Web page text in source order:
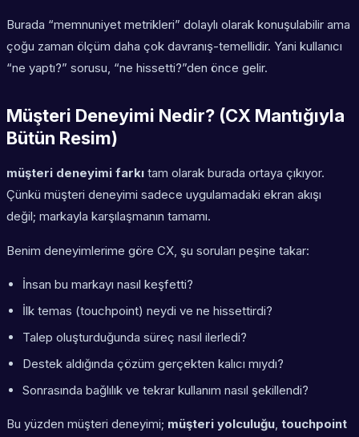
Burada “memnuniyet metrikleri” dolaylı olarak konuşulabilir ama
çoğu zaman ölçüm daha çok davranış-temellidir. Yani kullanıcı
“ne yaptı?” sorusu, “ne hissetti?”den önce gelir.
Müşteri Deneyimi Nedir? (CX Mantığıyla
Bütün Resim)
müşteri deneyimi farkı tam olarak burada ortaya çıkıyor.
Çünkü müşteri deneyimi sadece uygulamadaki ekran akışı
değil; markayla karşılaşmanın tamamı.
Benim deneyimlerime göre CX, şu soruları peşine takar:
İnsan bu markayı nasıl keşfetti?
İlk temas (touchpoint) neydi ve ne hissettirdi?
Talep oluşturduğunda süreç nasıl ilerledi?
Destek aldığında çözüm gerçekten kalıcı mıydı?
Sonrasında bağlılık ve tekrar kullanım nasıl şekillendi?
Bu yüzden müşteri deneyimi; müşteri yolculuğu, touchpoint